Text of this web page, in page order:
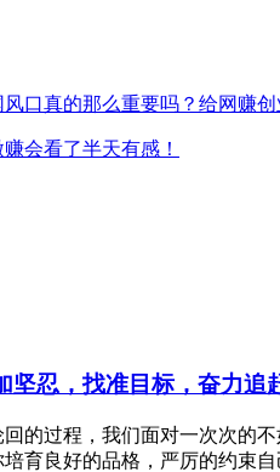
口真的那么重要吗？给网赚
会看了半天有感！
忍，找准目标，奋力追
的过程，我们面对一次次的
育良好的品格，严厉的约束自